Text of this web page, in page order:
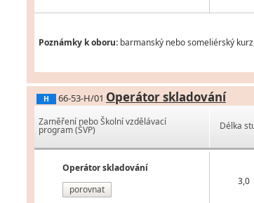
Poznámky k oboru: barmanský nebo someliérský
H 66-53-H/01 Operátor skladování
Zaměření nebo Školní vzdělávací
program (ŠVP)
Operátor skladování
porovnat
Délka
3,0